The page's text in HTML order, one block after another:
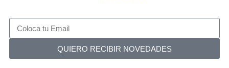
QUIERO RECIBIR NOVEDADES